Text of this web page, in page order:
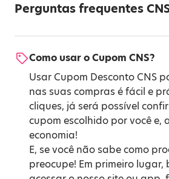
Perguntas frequentes
Como usar o Cupom CNS?
Usar Cupom Desconto CNS
nas suas compras é fácil e
cliques, já será possível
cupom escolhido por você e,
economia!
E, se você não sabe como
preocupe! Em primeiro